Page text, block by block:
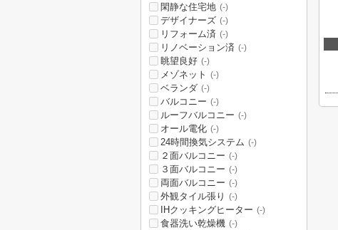
閑静な住宅地 (-)
デザイナーズ (-)
リフォーム済 (-)
リノベーション済 (-)
眺望良好 (-)
メゾネット (-)
ベランダ (-)
バルコニー (-)
ルーフバルコニー (-)
オール電化 (-)
24時間換気システム (-)
２面バルコニー (-)
３面バルコニー (-)
両面バルコニー (-)
外観タイル張り (-)
IHクッキングヒーター (-)
食器洗い乾燥機 (-)